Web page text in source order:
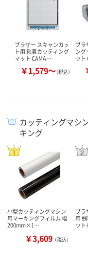
ブラザー スキャンカッ
ト用 粘着カッティング
マット CAMA…
￥1,579～（税込）
ブラ
ング
ッ
カッティングマシ
キング
小型カッティングマシン
用マーキングフィルム 幅
200mm×1…
￥3,609 （税込）
ブラ
用
ット